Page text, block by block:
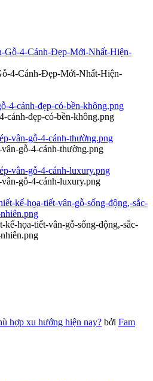
4-Cánh-Đẹp-Mới-Nhất-Hiện-
cánh-đẹp-có-bền-không.png
gỗ-4-cánh-thường.png
gỗ-4-cánh-luxury.png
kế-họa-tiết-vân-gỗ-sống-động,-sắc-
hợp xu hướng hiện nay? bởi Fam